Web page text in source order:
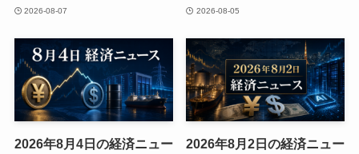
2026-08-07 2026-08-05
2026年8月4日の経済ニュー
2026年8月2日の経済ニュー